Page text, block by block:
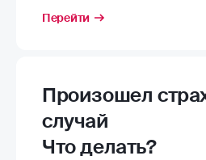
Перейти
Произошел
случай
Что делать?